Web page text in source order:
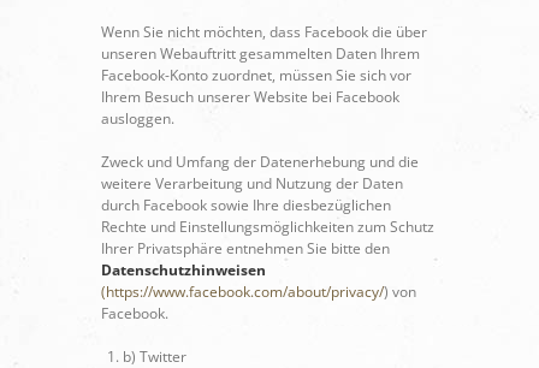
Wenn Sie nicht möchten, dass Facebook die über
unseren Webauftritt gesammelten Daten Ihrem
Facebook-Konto zuordnet, müssen Sie sich vor
Ihrem Besuch unserer Website bei Facebook
ausloggen.
Zweck und Umfang der Datenerhebung und die
weitere Verarbeitung und Nutzung der Daten
durch Facebook sowie Ihre diesbezüglichen
Rechte und Einstellungsmöglichkeiten zum Schutz
Ihrer Privatsphäre entnehmen Sie bitte den
Datenschutzhinweisen
(https://www.facebook.com/about/privacy/) von
Facebook.
b) Twitter